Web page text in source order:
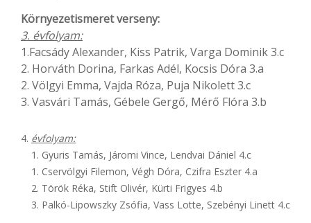
Környezetismeret verseny:
3. évfolyam:
1.Facsády Alexander, Kiss Patrik, Varga Dominik 3.c
2. Horváth Dorina, Farkas Adél, Kocsis Dóra 3.a
2. Völgyi Emma, Vajda Róza, Puja Nikolett 3.c
3. Vasvári Tamás, Gébele Gergő, Mérő Flóra 3.b
évfolyam:
1. Gyuris Tamás, Járomi Vince, Lendvai Dániel 4.c
1. Cservölgyi Filemon, Végh Dóra, Czifra Eszter 4.a
2. Török Réka, Stift Olivér, Kürti Frigyes 4.b
3. Palkó-Lipowszky Zsófia, Vass Lotte, Szebényi Linett 4.c